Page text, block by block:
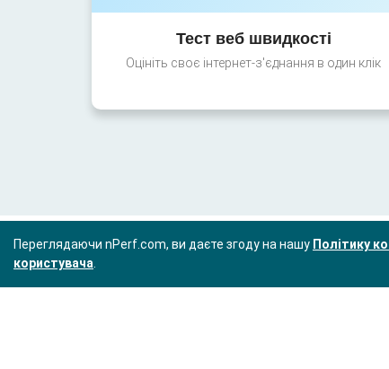
Тест веб швидкості
Оцініть своє інтернет-з'єднання в один клік
Переглядаючи nPerf.com, ви даєте згоду на нашу Політику
користувача